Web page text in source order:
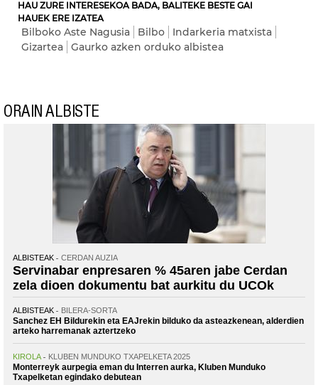
HAU ZURE INTERESEKOA BADA, BALITEKE BESTE GAI
HAUEK ERE IZATEA
Bilboko Aste Nagusia Bilbo
Indarkeria matxista
Gizartea
Gaurko azken orduko albistea
ORAIN ALBISTE
ALBISTEAK CERDAN AUZIA
Servinabar enpresaren % 45aren jabe Cerdan
zela dioen dokumentu bat aurkitu du UCOk
ALBISTEAK BILERA-SORTA
Sanchez EH Bildurekin eta EAJrekin bilduko da asteazkenean, alderdien
arteko harremanak aztertzeko
KIROLA KLUBEN MUNDUKO TXAPELKETA 2025
Monterreyk aurpegia eman du Interren aurka, Kluben Munduko
Txapelketan egindako debutean